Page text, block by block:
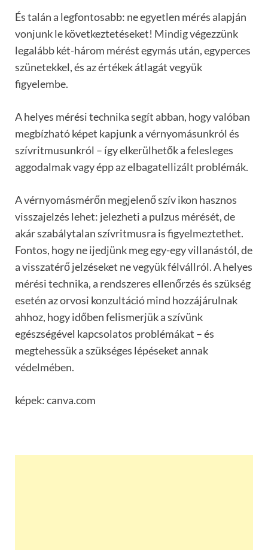
És talán a legfontosabb: ne egyetlen mérés alapján
vonjunk le következtetéseket! Mindig végezzünk
legalább két-három mérést egymás után, egyperces
szünetekkel, és az értékek átlagát vegyük
figyelembe.
A helyes mérési technika segít abban, hogy valóban
megbízható képet kapjunk a vérnyomásunkról és
szívritmusunkról – így elkerülhetők a felesleges
aggodalmak vagy épp az elbagatellizált problémák.
A vérnyomásmérőn megjelenő szív ikon hasznos
visszajelzés lehet: jelezheti a pulzus mérését, de
akár szabálytalan szívritmusra is figyelmeztethet.
Fontos, hogy ne ijedjünk meg egy-egy villanástól, de
a visszatérő jelzéseket ne vegyük félvállról. A helyes
mérési technika, a rendszeres ellenőrzés és szükség
esetén az orvosi konzultáció mind hozzájárulnak
ahhoz, hogy időben felismerjük a szívünk
egészségével kapcsolatos problémákat – és
megtehessük a szükséges lépéseket annak
védelmében.
képek: canva.com